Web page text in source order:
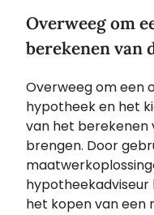
Overweeg om
berekenen van
Overweeg om een
hypotheek en het
van het berekenen
brengen. Door
hypotheekadviseur
het kopen van een